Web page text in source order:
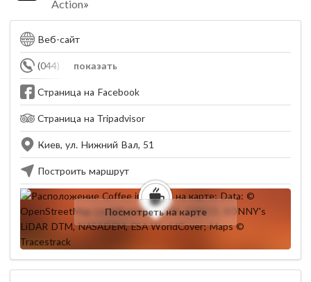
Action»
Веб-сайт
показать
(044) 221-05-35
Страница на Facebook
Страница на Tripadvisor
Киев, ул. Нижний Вал, 51
Построить маршрут
Посмотреть на карте